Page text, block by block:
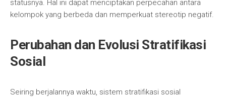
statusnya. Hal ini dapat menciptakan perpecahan antara
kelompok yang berbeda dan memperkuat stereotip negatif.
Perubahan dan Evolusi Stratifikasi
Sosial
Seiring berjalannya waktu, sistem stratifikasi sosial